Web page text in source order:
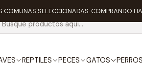
REPTILES PECES GATOS PERROS
SELECCIONADAS. COMPRANDO